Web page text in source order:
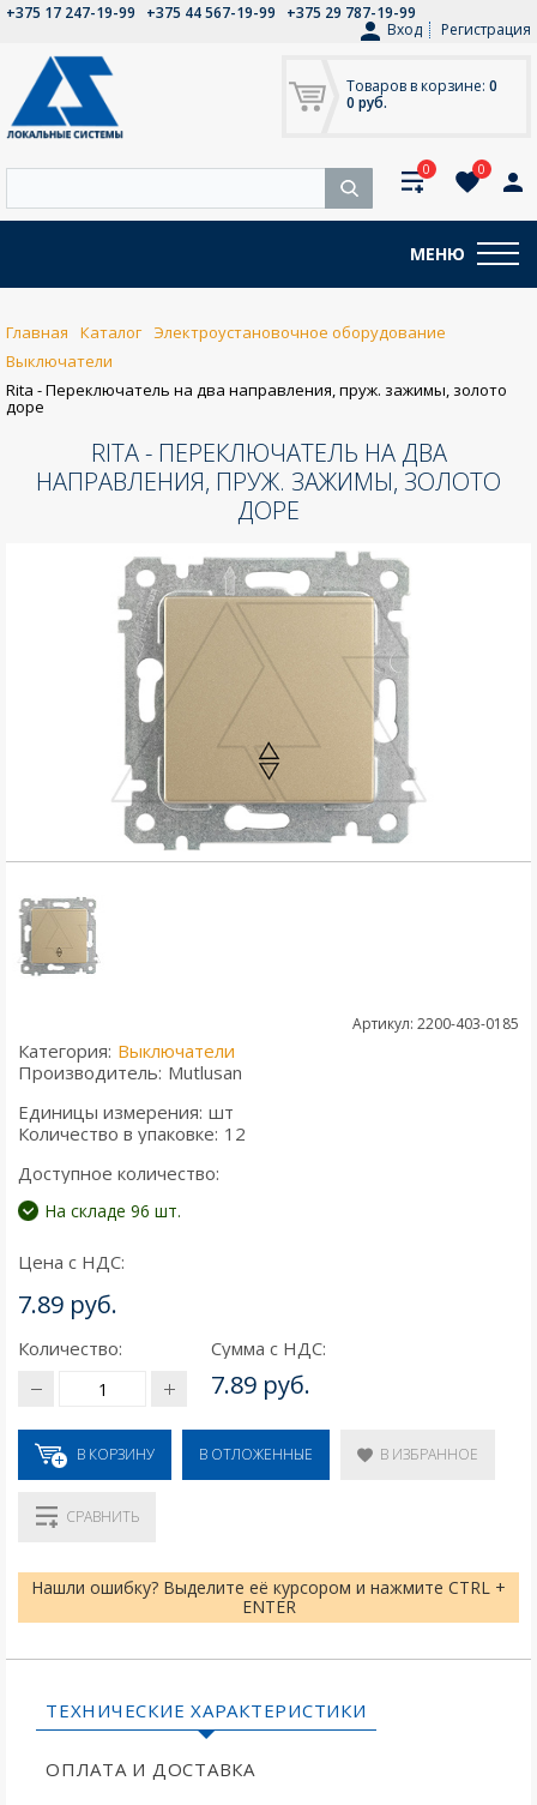
+375 17 247-19-99 +375 44 567-19-99
+375 29 787-19-99
Вход
Регистрация
Товаров в корзине: 0
0 руб.
0 0
МЕНЮ
Главная Каталог
Электроустановочное оборудование
Выключатели
Rita - Переключатель на два направления, пруж. зажимы, золото
доре
RITA - ПЕРЕКЛЮЧАТЕЛЬ НА ДВА
НАПРАВЛЕНИЯ, ПРУЖ. ЗАЖИМЫ, ЗОЛОТО
ДОРЕ
Артикул: 2200-403-0185
Категория: Выключатели
Производитель: Mutlusan
Единицы измерения: шт
Количество в упаковке: 12
Доступное количество:
На складе 96 шт.
Цена с НДС:
7.89 руб.
Количество: Сумма с НДС:
7.89 руб.
В КОРЗИНУ В ОТЛОЖЕННЫЕ В ИЗБРАННОЕ
СРАВНИТЬ
Нашли ошибку? Выделите её курсором и нажмите CTRL +
ENTER
ТЕХНИЧЕСКИЕ ХАРАКТЕРИСТИКИ
ОПЛАТА И ДОСТАВКА